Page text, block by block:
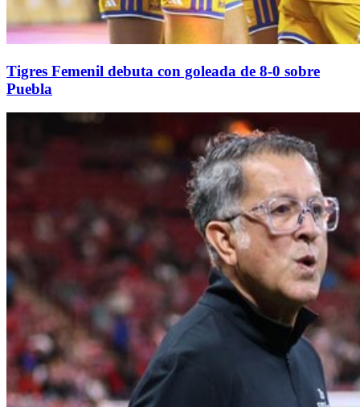
Tigres Femenil debuta con goleada de 8-0 sobre
Puebla